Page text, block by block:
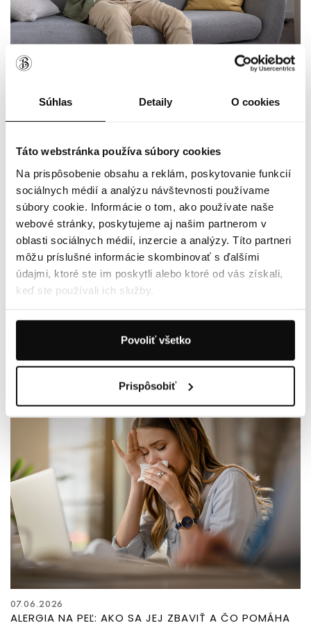
Súhlas Detaily O cookies
Táto webstránka používa súbory cookies
Na prispôsobenie obsahu a reklám, poskytovanie funkcií
sociálnych médií a analýzu návštevnosti používame
súbory cookie. Informácie o tom, ako používate naše
webové stránky, poskytujeme aj našim partnerom v
oblasti sociálnych médií, inzercie a analýzy. Títo partneri
môžu príslušné informácie skombinovať s ďalšími
údajmi, ktoré ste im poskytli alebo ktoré od vás získali,
keď ste používali ich služby.
Povoliť všetko
Prispôsobiť
25.06.2026
LUPINY: AKO SA ICH ZBAVIŤ POMOCOU BABSKÝCH
RÁD A SILY PRÍRODY?
07.06.2026
ALERGIA NA PEĽ: AKO SA JEJ ZBAVIŤ A ČO POMÁHA